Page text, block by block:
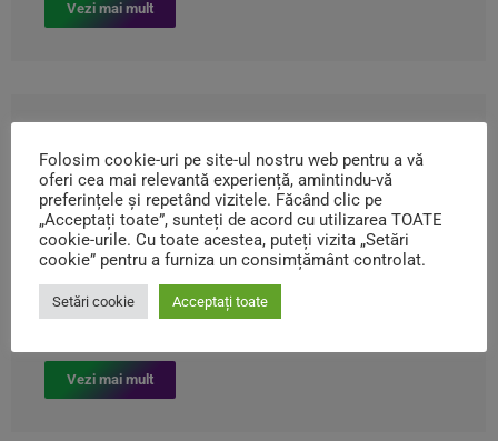
Vezi mai mult
Hotărârea AGA Nr 22 din
06/04/2022
Adunarea Generală a Acționarilor ,GUVERNANȚĂ CORPORATIVĂ
,Hotărâri AGA,Transparența
aprilie 6, 2022
Hotărârea nr. 22 din 06.04.2022
Vezi mai mult
Folosim cookie-uri pe site-ul nostru web pentru a vă
oferi cea mai relevantă experiență, amintindu-vă
preferințele și repetând vizitele. Făcând clic pe
„Acceptați toate”, sunteți de acord cu utilizarea TOATE
cookie-urile. Cu toate acestea, puteți vizita „Setări
cookie” pentru a furniza un consimțământ controlat.
Setări cookie Acceptați toate